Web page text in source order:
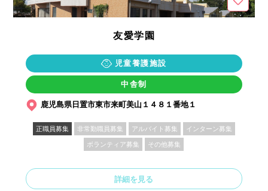
友愛学園
児童養護施設
中舎制
鹿児島県日置市東市来町美山１４８１番地１
正職員募集 非常勤職員募集 アルバイト募集 インターン募集
ボランティア募集 その他募集
詳細を見る